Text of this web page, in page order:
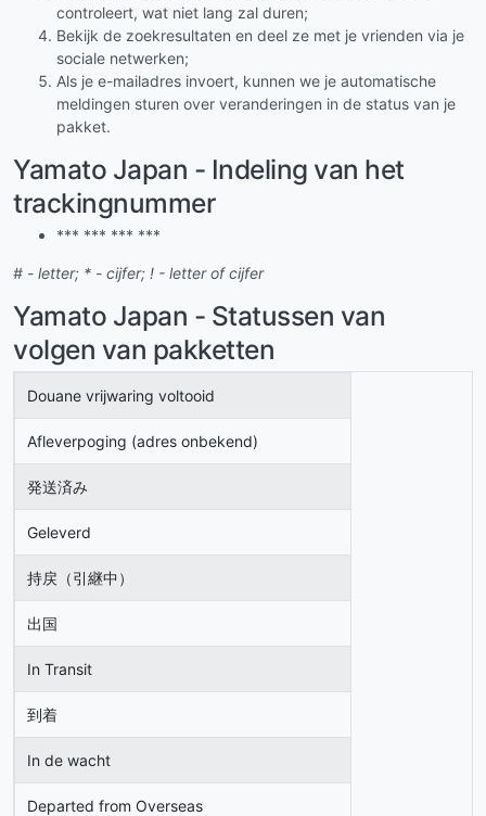
controleert, wat niet lang zal duren;
Bekijk de zoekresultaten en deel ze met je vrienden via je
sociale netwerken;
Als je e-mailadres invoert, kunnen we je automatische
meldingen sturen over veranderingen in de status van je
pakket.
Yamato Japan - Indeling van het
trackingnummer
*** *** *** ***
# - letter; * - cijfer; ! - letter of cijfer
Yamato Japan - Statussen van
volgen van pakketten
Douane vrijwaring voltooid
Afleverpoging (adres onbekend)
発送済み
Geleverd
持戻（引継中）
出国
In Transit
到着
In de wacht
Departed from Overseas